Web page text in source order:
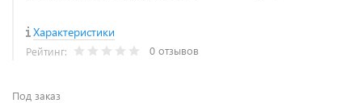
Характеристики
Рейтинг: 0 отзывов
Под заказ